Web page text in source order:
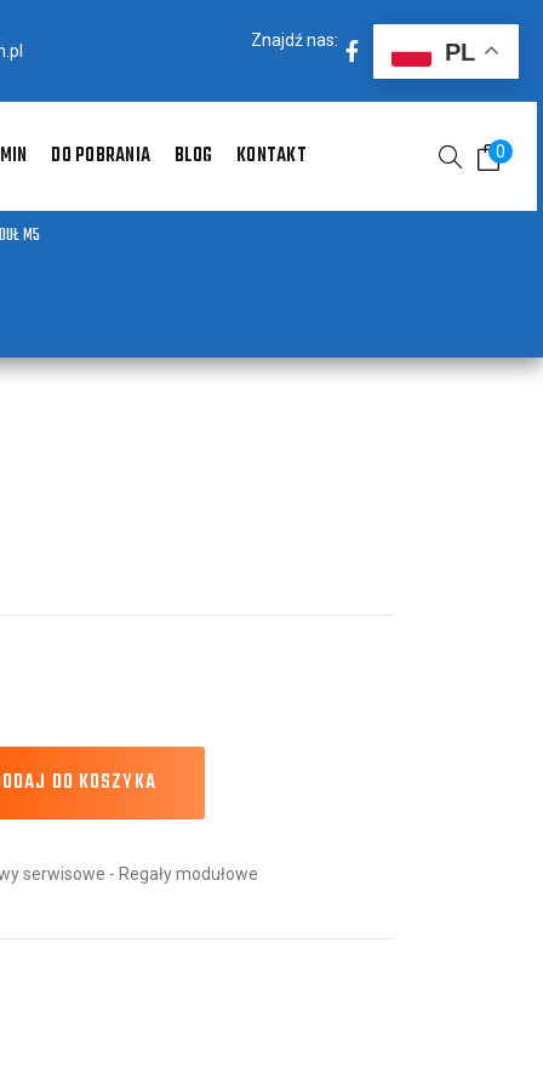
Znajdź nas:
DO POBRANIA BLOG KONTAKT 0
M5
DO KOSZYKA
serwisowe - Regały modułowe
PL